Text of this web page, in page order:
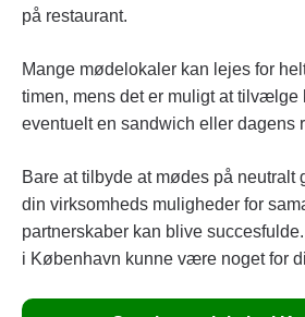
på restaurant.
Mange mødelokaler kan lejes for
timen, mens det er muligt at tilvælge
eventuelt en sandwich eller dagens
Bare at tilbyde at mødes på neutralt
din virksomheds muligheder for
partnerskaber kan blive
i København kunne være noget for